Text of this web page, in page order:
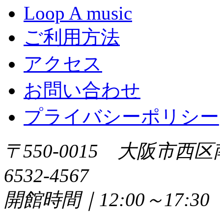
Loop A music
ご利用方法
アクセス
お問い合わせ
プライバシーポリシー
〒550-0015 大阪市西
6532-4567
開館時間｜12:00～